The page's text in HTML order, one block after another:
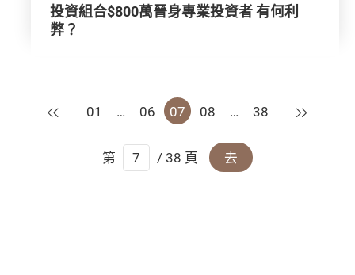
投資組合$800萬晉身專業投資者 有何利
弊？
上一頁
01 … 06 07 08 … 38 下一頁
第 / 38 頁 去